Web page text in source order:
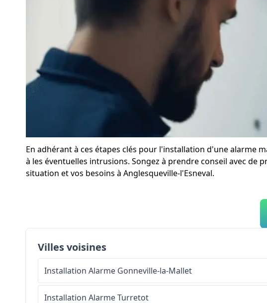
En adhérant à ces étapes clés pour l'installation d'une alarme
à les éventuelles intrusions. Songez à prendre conseil avec
situation et vos besoins à Anglesqueville-l'Esneval.
Villes voisines
Installation Alarme Gonneville-la-Mallet
Installation AlarmeTurretot